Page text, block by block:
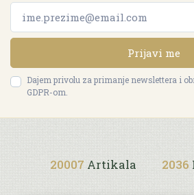
Prijavi me
Dajem privolu za primanje newslettera i
GDPR-om.
20007 Artikala 2036